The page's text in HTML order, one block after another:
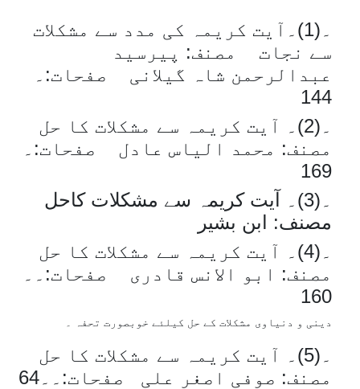
۔(1)۔آیت کریمہ کی مدد سے مشکلات
سے نجات مصنف: پیرسید
عبدالرحمن شاہ گیلانی صفحات:۔
144
۔(2)۔ آیت کریمہ سے مشکلات کا حل
مصنف: محمد الیاس عادل صفحات:۔
169
۔(3)۔ آیت کریمہ سے مشکلات کاحل
مصنف: ابن بشیر
۔(4)۔ آیت کریمہ سے مشکلات کا حل
مصنف: ابو الانس قادری صفحات:۔۔
160
دینی و دنیاوی مشکلات کے حل کیلئے خوبصورت تحفہ ۔
۔(5)۔ آیت کریمہ سے مشکلات کا حل
مصنف: صوفی اصغر علی صفحات:۔۔64